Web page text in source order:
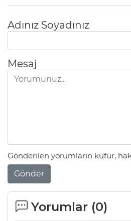
Adınız Soyadınız
Mesaj
Gönderilen yorumların küfür,
Gönder
Yorumlar (0)